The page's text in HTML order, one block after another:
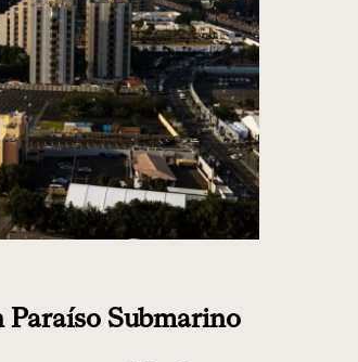
Paraíso Submarino